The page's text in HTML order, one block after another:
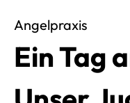
Angelpraxis
Ein Tag